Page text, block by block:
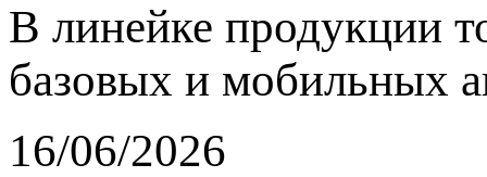
В линейке продукции
базовых и мобильных
16/06/2026